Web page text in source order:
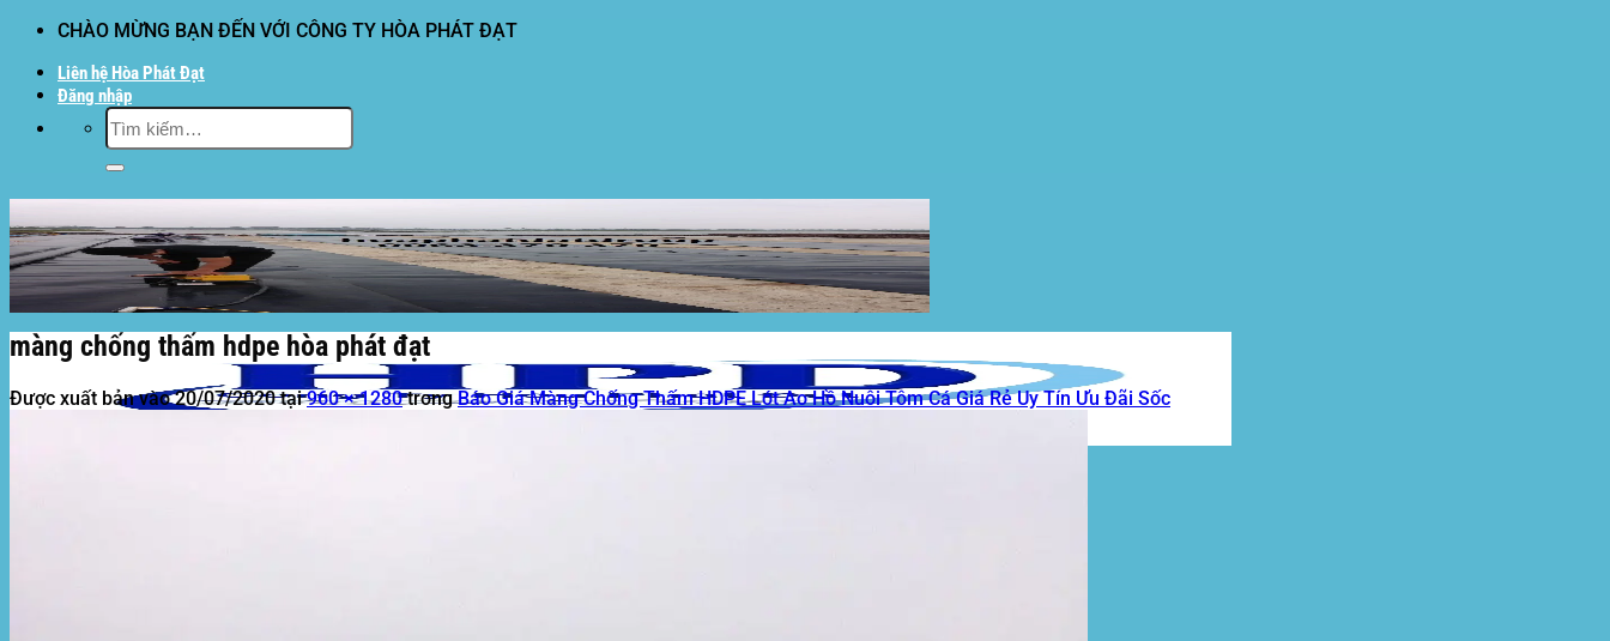
dung
CHÀO MỪNG BẠN ĐẾN VỚI CÔNG TY HÒA PHÁT ĐẠT
Liên hệ Hòa Phát Đạt
Đăng nhập
Tìm
kiếm:
màng chống thấm hdpe hòa phát đạt
Được xuất bản vào20/07/2020tại960 × 1280trongBáo Giá Màng Chống Thấm HDPE Lót Ao Hồ Nuôi Tôm Cá Giá Rẻ Uy Tín Ưu Đãi Sốc